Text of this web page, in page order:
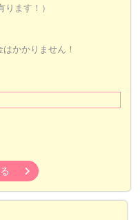
ります！）
かかりません！